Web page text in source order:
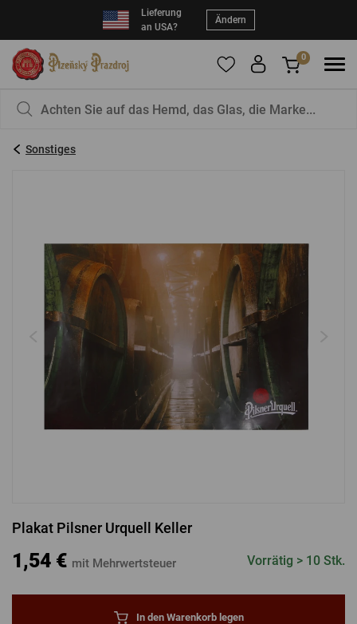
Lieferung
an USA?
Ändern
registrieren Sie sich
EINLOGGEN
Vergessenes Passwort Neue Registrierung
ANMELDUNG ÜBER FACEBOOK
0
Sonstiges
Plakat Pilsner Urquell Keller
1,54 € mit Mehrwertsteuer Vorrätig > 10 Stk.
In den Warenkorb legen